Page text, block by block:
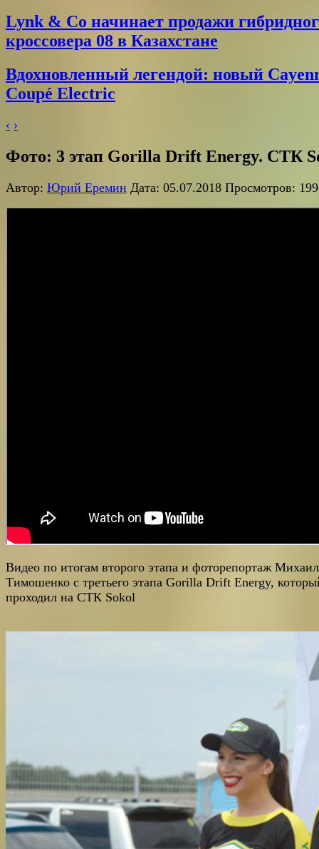
Lynk & Co начинает продажи
кроссовера 08 в Казахстане
Вдохновленный легендой: новый
Coupé Electric
‹ ›
Фото: 3 этап Gorilla Drift Energy. CТК
Автор: Юрий Еремин Дата: 05.07.2018 Просмотров:
Видео по итогам второго этапа и фоторепортаж
Тимошенко с третьего этапа Gorilla Drift Energy,
проходил на CТК Sokol